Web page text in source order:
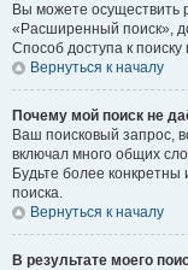
Вы можете осуществить
«Расширенный поиск»,
Способ доступа к
Вернуться к началу
Почему мой поиск не
Ваш поисковый запрос,
включал много общих
Будьте более
поиска.
Вернуться к началу
В результате моего